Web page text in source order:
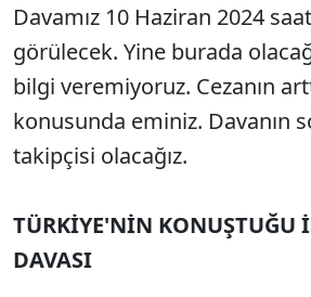
Davamız 10 Haziran 2024
görülecek. Yine burada
bilgi veremiyoruz. Cezanın
konusunda eminiz. Davanın
takipçisi olacağız.
TÜRKİYE'NİN KONUŞTUĞU
DAVASI